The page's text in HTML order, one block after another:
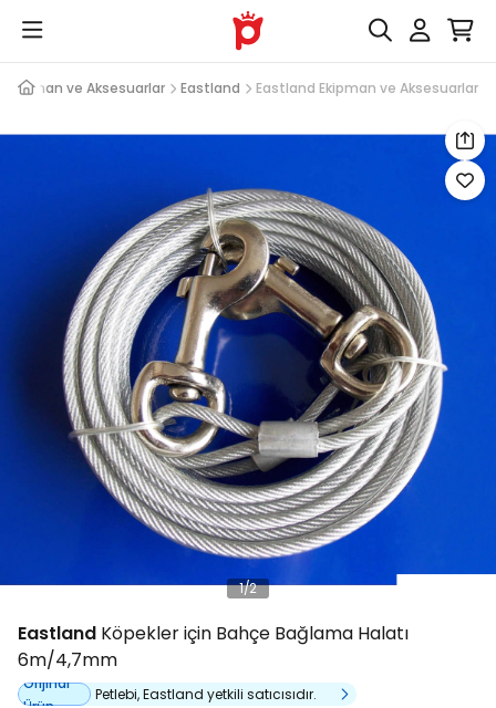
Ekipman ve Aksesuarlar Eastland Eastland Ekipman ve Aksesuarlar
1/2
Eastland Köpekler için Bahçe Bağlama Halatı
6m/4,7mm
Orijinal
Petlebi, Eastland yetkili satıcısıdır.